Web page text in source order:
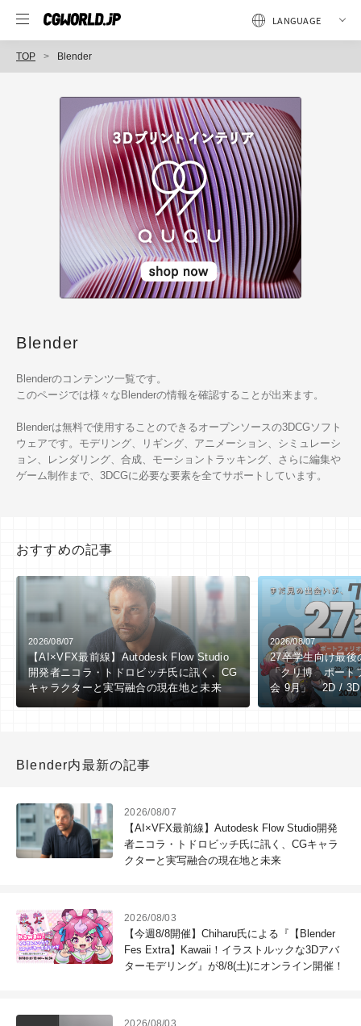
TOP Blender
Blender
Blenderのコンテンツ一覧です。
このページでは様々なBlenderの情報を確認することが出来ます。
Blenderは無料で使用することのできるオープンソースの3DCGソフト
ウェアです。モデリング、リギング、アニメーション、シミュレーシ
ョン、レンダリング、合成、モーショントラッキング、さらに編集や
ゲーム制作まで、3DCGに必要な要素を全てサポートしています。
おすすめの記事
2026/08/07
【AI×VFX最前線】Autodesk Flow Studio
開発者ニコラ・トドロビッチ氏に訊く、CG
キャラクターと実写融合の現在地と未来
2026/08/07
27卒学生向け最
「クリ博 ポート
会 9月」 2D / 3D
向け ※9/1（火）
Blender内最新の記事
2026/08/07
【AI×VFX最前線】Autodesk Flow Studio開発
者ニコラ・トドロビッチ氏に訊く、CGキャラ
クターと実写融合の現在地と未来
2026/08/03
【今週8/8開催】Chiharu氏による『【Blender
Fes Extra】Kawaii！イラストルックな3Dアバ
ターモデリング』が8/8(土)にオンライン開催！
2026/08/03